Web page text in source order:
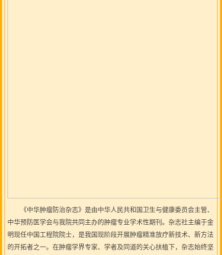
《中华肿瘤防治杂志》是由中华人民共和国卫生与健康委员会主管、
中华预防医学会与我院共同主办的肿瘤专业学术性期刊。杂志社主编于金
明现任中国工程院院士，是我国现阶段开展肿瘤精准放疗新技术、新方法
的开拓者之一。在肿瘤学界专家、学者及同道的关心扶植下，杂志始终坚